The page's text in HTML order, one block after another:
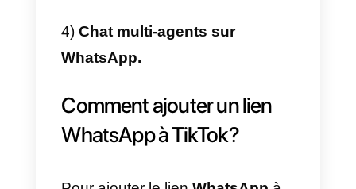
Avantages de faire évoluer
TikTok avec WhatsApp